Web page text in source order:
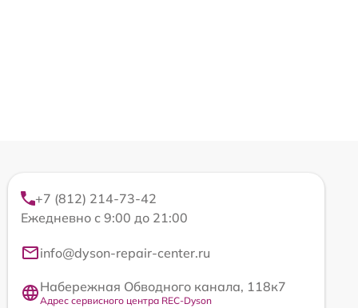
+7 (812) 214-73-42
Ежедневно с 9:00 до 21:00
info@dyson-repair-center.ru
Набережная Обводного канала, 118к7
Адрес сервисного центра REC-Dyson